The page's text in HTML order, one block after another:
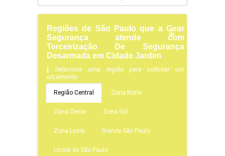
Regiões de São Paulo que a Gear
Segurança atende com
Terceirização De Segurança
Desarmada em Cidade Jardim
Selecione uma região para solicitar um
orçamento
Região Central Zona Norte
Zona Oeste Zona Sul
Zona Leste Grande São Paulo
Litoral de São Paulo